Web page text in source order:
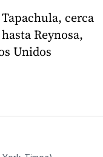
cerca
Reynosa,
Unidos